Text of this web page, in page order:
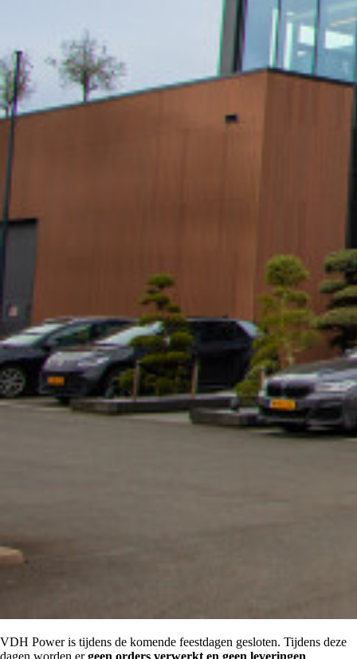
VDH Power is tijdens de komende feestdagen gesloten. Tijdens deze
dagen worden ergeen orders verwerkt en geen leveringen